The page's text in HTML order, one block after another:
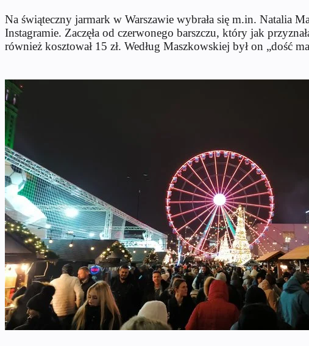
Na świąteczny jarmark w Warszawie wybrała się m.in. Natalia
Instagramie. Zaczęła od czerwonego barszczu, który jak
również kosztował 15 zł. Według Maszkowskiej był on „dość